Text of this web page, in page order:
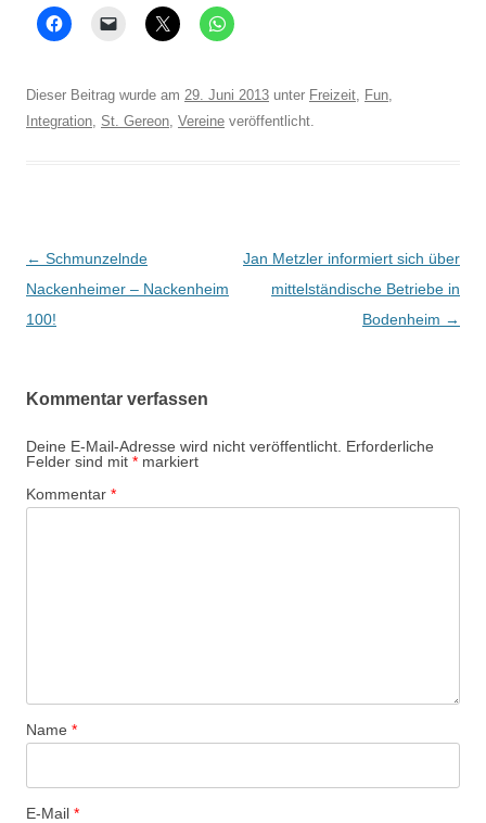
Dieser Beitrag wurde am 29. Juni 2013 unter Freizeit, Fun,
Integration, St. Gereon, Vereine veröffentlicht.
Beitrags-
Navigation
← Schmunzelnde
Nackenheimer – Nackenheim
100!
Jan Metzler informiert sich über
mittelständische Betriebe in
Bodenheim →
Kommentar verfassen
Deine E-Mail-Adresse wird nicht veröffentlicht. Erforderliche
Felder sind mit * markiert
Kommentar *
Name *
E-Mail *